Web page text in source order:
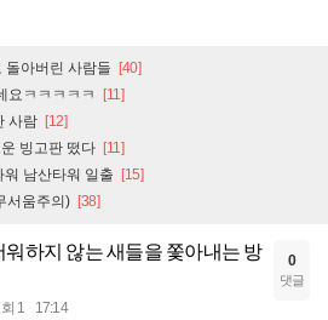
돌아버린 사람들 [40]
요ㅋㅋㅋㅋㅋ [11]
사람 [12]
빙고판 떴다 [11]
남산타워 일출 [15]
서움주의) [38]
워하지 않는 새들을 쫓아내는 방
1 17:14
0
댓글